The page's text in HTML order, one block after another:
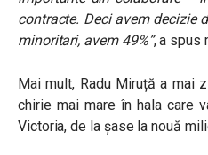
contracte. Deci avem decizie
minoritari, avem 49%”, a spus
Mai mult, Radu Miruță a mai
chirie mai mare în hala care
Victoria, de la șase la nouă